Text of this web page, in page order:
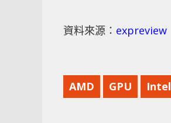
資料來源： expreview
AMD GPU Intel